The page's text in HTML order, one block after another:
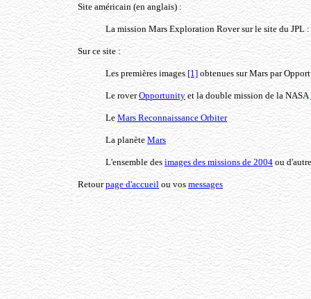
Site américain (en anglais) :
La mission Mars Exploration Rover sur le site du JPL :
Sur ce site :
Les premières images [1] obtenues sur Mars par
Le roverOpportunity et la double mission de la NASA
Le Mars Reconnaissance Orbiter
La planète Mars
L'ensemble des images des missions de 2004 ou
Retourpage d'accueil ou vosmessages